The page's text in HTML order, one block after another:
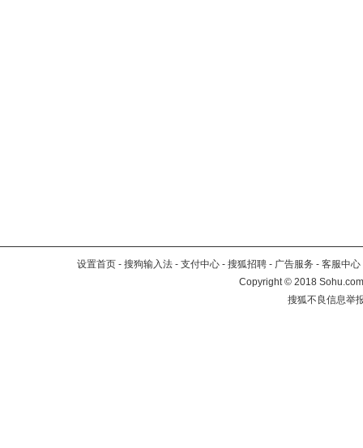
设置首页 - 搜狗输入法 - 支付中心 - 搜狐招聘 - 广告服务 - 客服中心
Copyright©2018
搜狐不良信息举